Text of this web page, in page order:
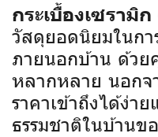
กระเบื้องเซรามิ
วัสดุยอดนิยมในก
ภายนอกบ้าน ด้ว
หลากหลาย นอกจ
ราคาเข้าถึงได้ง่า
ธรรมชาติในบ้าน